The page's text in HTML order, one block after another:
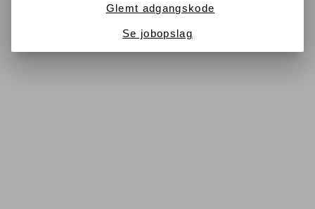
Se jobopslag
Glemt adgangskode